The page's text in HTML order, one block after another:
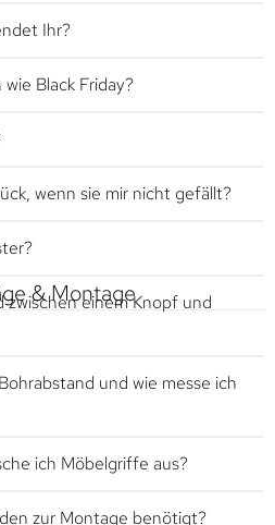
Ihr?
Black Friday?
wenn sie mir nicht gefällt?
& Montage
zwischen einem Knopf und
und wie messe ich
ich Möbelgriffe aus?
zur Montage benötigt?